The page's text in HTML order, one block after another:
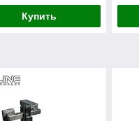
Купить